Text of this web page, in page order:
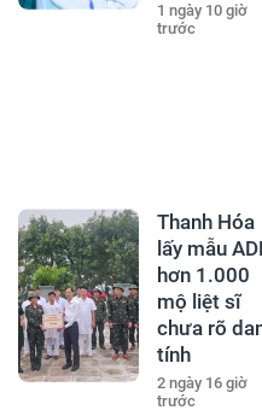
1 ngày 10 giờ
trước
Thanh Hóa
lấy mẫu
hơn 1.000
mộ liệt sĩ
chưa rõ
tính
2 ngày 16 giờ
trước